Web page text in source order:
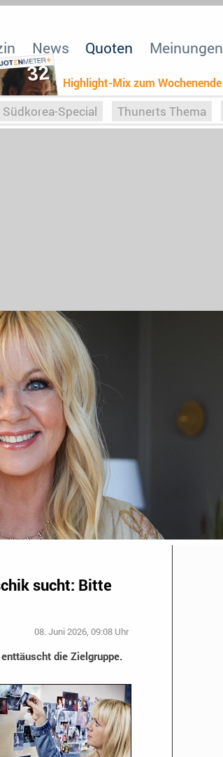
32 Highlight-Mix zum Wochenende
News Quoten Meinungen
Südkorea-Special Thunerts Thema
sucht: Bitte
08. Juni 2026, 09:08 Uhr
die Zielgruppe.